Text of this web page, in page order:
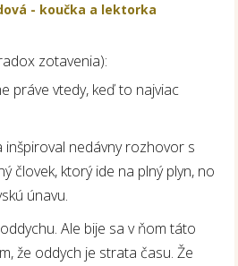
- koučka a lektorka
zotavenia):
práve vtedy, keď to najviac
inšpiroval nedávny rozhovor s
človek, ktorý ide na plný plyn, no
únavu.
Ale bije sa v ňom táto
že oddych je strata času. Že